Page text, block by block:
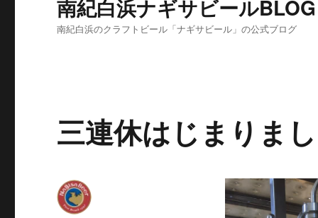
南紀白浜ナギサビールBLOG
南紀白浜のクラフトビール「ナギサビール」の公式ブログ
三連休はじまりま